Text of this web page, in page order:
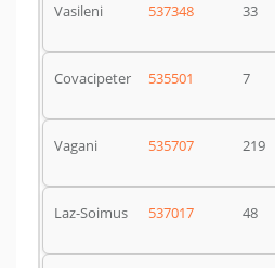
Vasileni 537348 33
Covacipeter 535501 7
Vagani 535707 219
Laz-Soimus 537017 48